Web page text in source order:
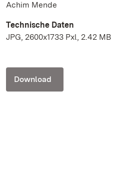
Achim Mende
Technische Daten
JPG, 2600x1733 Pxl, 2.42 MB
Download